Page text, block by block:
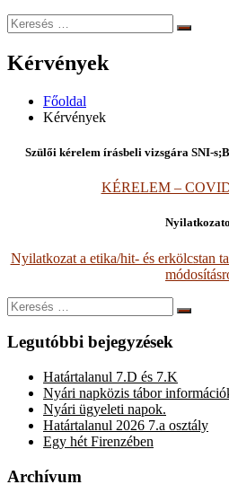
Keresés:
Keresés
Kérvények
Főoldal
Kérvények
Szülői kérelem írásbeli vizsgára SNI-
KÉRELEM –
Nyilatkozat a etika/hit- és erkölcstan
Keresés:
Keresés
Legutóbbi bejegyzések
Határtalanul 7.D és 7.K
Nyári napközis tábor
Nyári ügyeleti napok.
Határtalanul 2026 7.a osztály
Egy hét Firenzében
Archívum